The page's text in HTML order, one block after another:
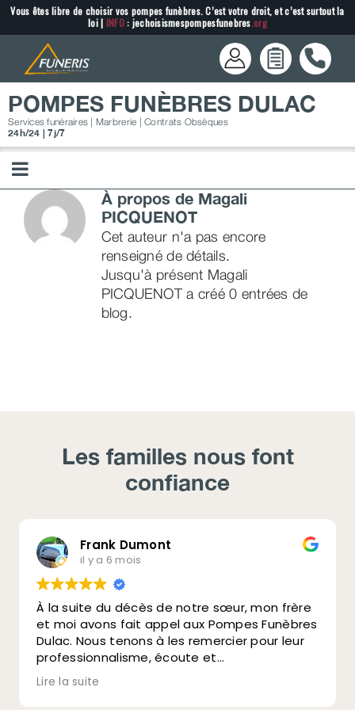
Passer
contenu
Vous êtes libre de choisir vos pompes funèbres. C’est votre droit, et c’est surtout la
loi | INFO: jechoisismespompesfunebres.org
POMPES FUNÈBRES DULAC
Services funéraires | Marbrerie | Contrats Obsèques
24h/24 | 7j/7
À propos de Magali
PICQUENOT
Cet auteur n'a pas encore
renseigné de détails.
Jusqu'à présent Magali
PICQUENOT a créé 0 entrées de
blog.
Les familles nous font
confiance
Frank Dumont
il y a 6 mois
À la suite du décès de notre sœur, mon frère
et moi avons fait appel aux Pompes Funèbres
Dulac. Nous tenons à les remercier pour leur
professionnalisme, écoute et
accompagnement.
Leurs conseils clairs et aide précieuse dans
Lire la suite